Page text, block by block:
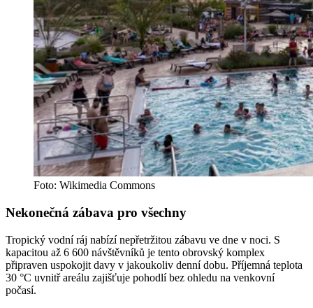
Foto: Wikimedia Commons
Nekonečná zábava pro všechny
Tropický vodní ráj nabízí nepřetržitou zábavu ve dne v noci. S
kapacitou až 6 600 návštěvníků je tento obrovský komplex
připraven uspokojit davy v jakoukoliv denní dobu. Příjemná teplota
30 °C uvnitř areálu zajišťuje pohodlí bez ohledu na venkovní
počasí.